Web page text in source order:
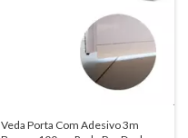
Veda Porta Com Adesivo 3m